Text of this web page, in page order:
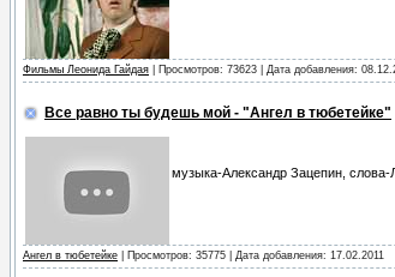
Фильмы Леонида Гайдая | Просмотров: 73623 | Дата добавления:
Все равно ты будешь мой - "Ангел в тюбетейке"
музыка-Александр Зацепин,
Ангел в тюбетейке | Просмотров: 35775 | Дата добавления: 17.02.2011